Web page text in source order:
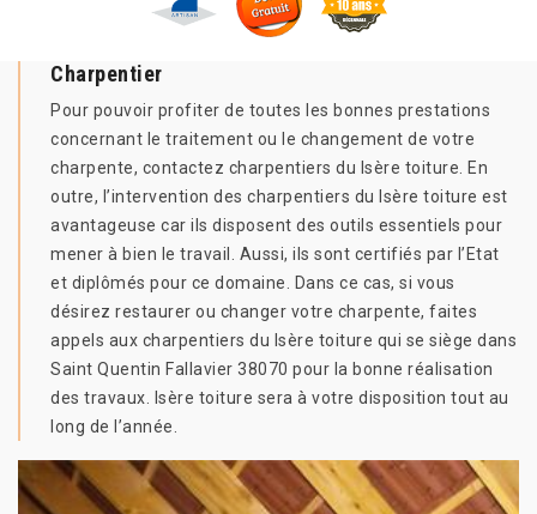
Charpentier
Pour pouvoir profiter de toutes les bonnes prestations
concernant le traitement ou le changement de votre
charpente, contactez charpentiers du Isère toiture. En
outre, l’intervention des charpentiers du Isère toiture est
avantageuse car ils disposent des outils essentiels pour
mener à bien le travail. Aussi, ils sont certifiés par l’Etat
et diplômés pour ce domaine. Dans ce cas, si vous
désirez restaurer ou changer votre charpente, faites
appels aux charpentiers du Isère toiture qui se siège dans
Saint Quentin Fallavier 38070 pour la bonne réalisation
des travaux. Isère toiture sera à votre disposition tout au
long de l’année.